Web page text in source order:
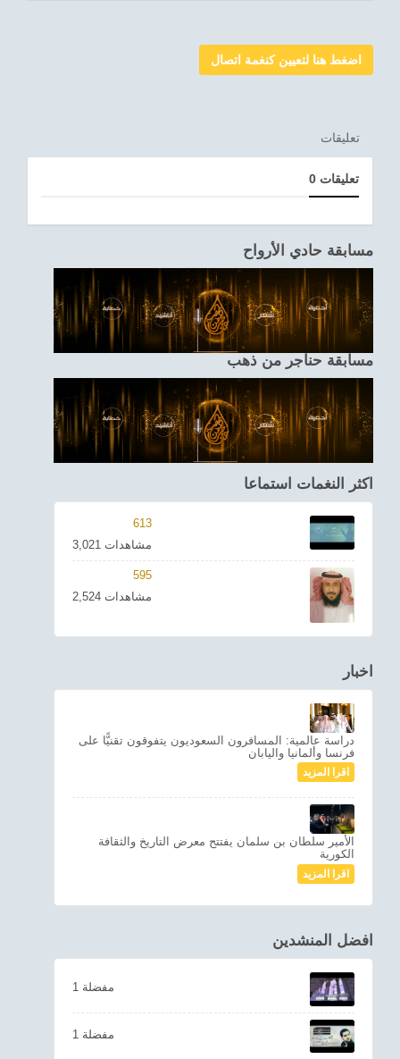
اضغط هنا لتعيين كنغمة اتصال
تعليقات
0 تعليقات
مسابقة حادي الأرواح
مسابقة حناجر من ذهب
اكثر النغمات استماعا
613
3,021 مشاهدات
595
2,524 مشاهدات
اخبار
دراسة عالمية: المسافرون السعوديون يتفوقون تقنيًّا على
فرنسا وألمانيا واليابان
اقرا المزيد
الأمير سلطان بن سلمان يفتتح معرض التاريخ والثقافة
الكورية
اقرا المزيد
افضل المنشدين
1 مفضلة
1 مفضلة